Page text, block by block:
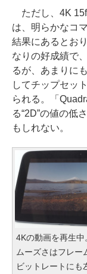
ただし、4K
は、明らかなコ
結果にあるとお
なりの好成績で
るが、あまりに
してチップセッ
られる。「
る“2D”の値の低
もしれない。
4Kの動画を再生中
ムーズさはフレー
ビットレートにも